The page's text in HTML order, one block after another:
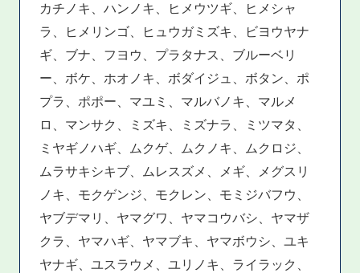
カチノキ、ハンノキ、ヒメウツギ、ヒメシャ
ラ、ヒメリンゴ、ヒュウガミズキ、ビヨウヤナ
ギ、ブナ、フヨウ、プラタナス、ブルーベリ
ー、ボケ、ホオノキ、ボダイジュ、ボタン、ポ
プラ、ポポー、マユミ、マルバノキ、マルメ
ロ、マンサク、ミズキ、ミズナラ、ミツマタ、
ミヤギノハギ、ムクゲ、ムクノキ、ムクロジ、
ムラサキシキブ、ムレスズメ、メギ、メグスリ
ノキ、モクゲンジ、モクレン、モミジバフウ、
ヤブデマリ、ヤマグワ、ヤマコウバシ、ヤマザ
クラ、ヤマハギ、ヤマブキ、ヤマボウシ、ユキ
ヤナギ、ユスラウメ、ユリノキ、ライラック、